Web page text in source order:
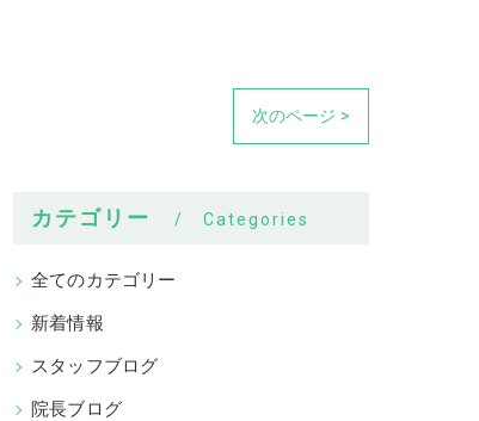
次のページ >
カテゴリー Categories
全てのカテゴリー
新着情報
スタッフブログ
院長ブログ